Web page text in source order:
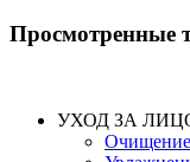
Просмотренные
УХОД ЗА